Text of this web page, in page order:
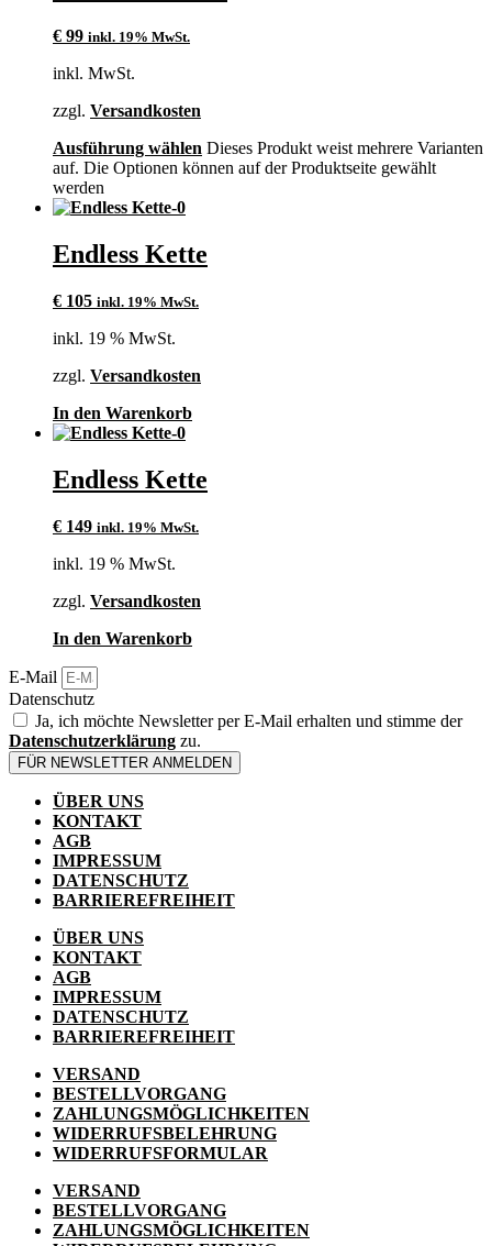
€ 99 inkl. 19% MwSt.
inkl. MwSt.
zzgl. Versandkosten
Ausführung wählen Dieses Produkt weist mehrere Varianten
auf. Die Optionen können auf der Produktseite gewählt
werden
Endless Kette
€ 105 inkl. 19% MwSt.
inkl. 19 % MwSt.
zzgl. Versandkosten
In den Warenkorb
Endless Kette
€ 149 inkl. 19% MwSt.
inkl. 19 % MwSt.
zzgl. Versandkosten
In den Warenkorb
E-Mail
Datenschutz
Ja, ich möchte Newsletter per E-Mail erhalten und stimme der
Datenschutzerklärung zu.
FÜR NEWSLETTER ANMELDEN
ÜBER UNS
KONTAKT
AGB
IMPRESSUM
DATENSCHUTZ
BARRIEREFREIHEIT
ÜBER UNS
KONTAKT
AGB
IMPRESSUM
DATENSCHUTZ
BARRIEREFREIHEIT
VERSAND
BESTELLVORGANG
ZAHLUNGSMÖGLICHKEITEN
WIDERRUFSBELEHRUNG
WIDERRUFSFORMULAR
VERSAND
BESTELLVORGANG
ZAHLUNGSMÖGLICHKEITEN